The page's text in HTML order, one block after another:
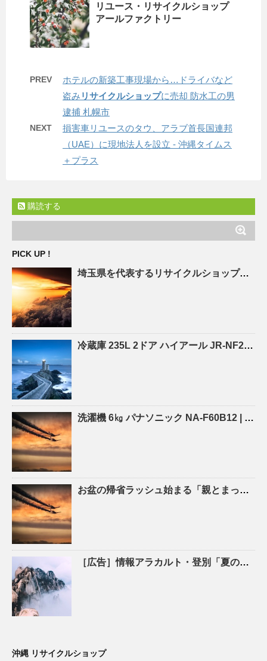
リユース・ リサイクルショップ
アールファクトリー
PREV
ホテルの新築工事現場から…ドライバなど
盗み リサイクルショップに売却 防水工の男
逮捕 札幌市
NEXT
損害車リユースのタウ、アラブ首長国連邦
（UAE）に現地法人を設立 - 沖縄タイムス
＋プラス
購読する
PICK UP !
埼玉県を代表する リサイクルショップ「エ
冷蔵庫 235L 2ドア ハイアール JR-NF235A |
洗濯機 6㎏ パナソニック NA-F60B12 |
沖縄
お盆の帰省ラッシュ始まる「親とまったり」「新鮮な魚をたくさん食べたい」新千歳空港の到着便 …
［広告］情報アラカルト・登別「夏の生活家電、特価 ひまわりお手伝館 – 47NEWS
沖縄 リサイクルショップ